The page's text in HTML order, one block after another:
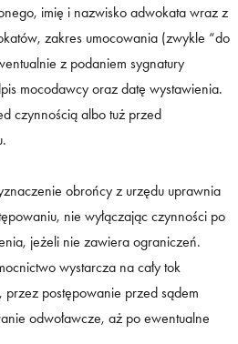
imię i nazwisko adwokata wraz z
zakres umocowania (zwykle “do
z podaniem sygnatury
mocodawcy oraz datę wystawienia.
czynnością albo tuż przed
obrońcy z urzędu uprawnia
nie wyłączając czynności po
jeżeli nie zawiera ograniczeń.
wystarcza na cały tok
postępowanie przed sądem
odwoławcze, aż po ewentualne